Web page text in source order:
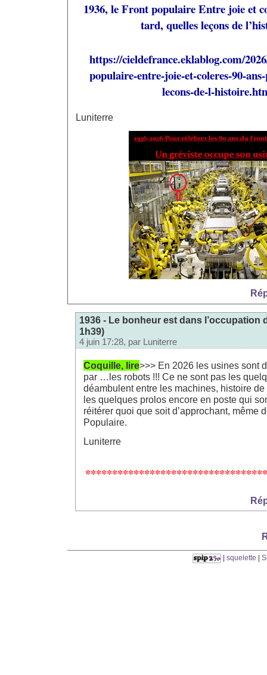
1936, le Front populaire Entre joie et
tard, quelles leçons de
https://cieldefrance.eklablog.com/
populaire-entre-joie-et-coleres-90-
lecons-de-l-
Luniterre
1936 - Le bonheur est dans l’occupation
1h39)
4 juin 17:28, par Luniterre
Coquille, lire>>> En 2026 les usines sont
par …les robots !!! Ce ne sont pas les
déambulent entre les machines, histoire
les quelques prolos encore en poste qui
réitérer quoi que soit d’approchant, même
Populaire.
Luniterre
| squelette |